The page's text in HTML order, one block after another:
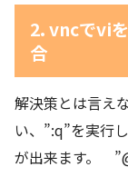
2. vncでvi
合
解決策とは言え
い、”:q”を実行
が出来ます。